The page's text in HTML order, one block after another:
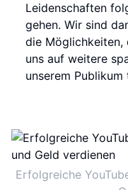
Leidenschaften
gehen. Wir sind
die Möglichkeiten,
uns auf weitere
unserem Publikum
Erfolgreiche